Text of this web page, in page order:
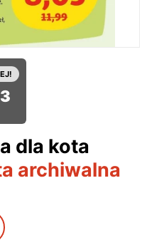
dla kota
archiwalna